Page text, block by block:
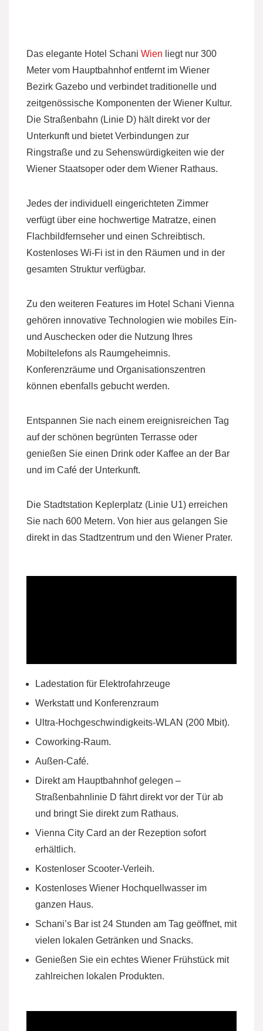
Das elegante Hotel Schani Wien liegt nur 300
Meter vom Hauptbahnhof entfernt im Wiener
Bezirk Gazebo und verbindet traditionelle und
zeitgenössische Komponenten der Wiener Kultur.
Die Straßenbahn (Linie D) hält direkt vor der
Unterkunft und bietet Verbindungen zur
Ringstraße und zu Sehenswürdigkeiten wie der
Wiener Staatsoper oder dem Wiener Rathaus.
Jedes der individuell eingerichteten Zimmer
verfügt über eine hochwertige Matratze, einen
Flachbildfernseher und einen Schreibtisch.
Kostenloses Wi-Fi ist in den Räumen und in der
gesamten Struktur verfügbar.
Zu den weiteren Features im Hotel Schani Vienna
gehören innovative Technologien wie mobiles Ein-
und Auschecken oder die Nutzung Ihres
Mobiltelefons als Raumgeheimnis.
Konferenzräume und Organisationszentren
können ebenfalls gebucht werden.
Entspannen Sie nach einem ereignisreichen Tag
auf der schönen begrünten Terrasse oder
genießen Sie einen Drink oder Kaffee an der Bar
und im Café der Unterkunft.
Die Stadtstation Keplerplatz (Linie U1) erreichen
Sie nach 600 Metern. Von hier aus gelangen Sie
direkt in das Stadtzentrum und den Wiener Prater.
Ladestation für Elektrofahrzeuge
Werkstatt und Konferenzraum
Ultra-Hochgeschwindigkeits-WLAN (200 Mbit).
Coworking-Raum.
Außen-Café.
Direkt am Hauptbahnhof gelegen –
Straßenbahnlinie D fährt direkt vor der Tür ab
und bringt Sie direkt zum Rathaus.
Vienna City Card an der Rezeption sofort
erhältlich.
Kostenloser Scooter-Verleih.
Kostenloses Wiener Hochquellwasser im
ganzen Haus.
Schani’s Bar ist 24 Stunden am Tag geöffnet, mit
vielen lokalen Getränken und Snacks.
Genießen Sie ein echtes Wiener Frühstück mit
zahlreichen lokalen Produkten.